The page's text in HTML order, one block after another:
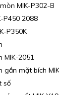
MIK-P302-B
P450 2088
P350K
MIK-2051
mặt bích
số